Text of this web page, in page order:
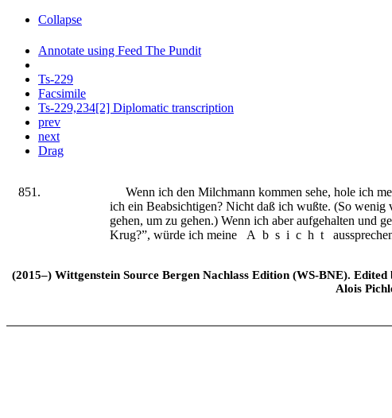
Collapse
Annotate using Feed The Pundit
Ts-229
Facsimile
Ts-229,234[2] Diplomatic transcription
prev
next
Drag
851. Wenn ich den Milchmann kommen sehe, hole ich
ich ein Beabsichtigen? Nicht daß ich wußte. (So wenig
gehen, um zu gehen.) Wenn ich aber aufgehalten und
Krug?”, würde ich meine
Absicht
(2015–) Wittgenstein Source Bergen Nachlass Edition (WS-BNE).
Alois